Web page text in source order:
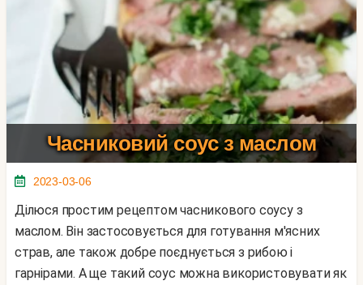
Часниковий соус з маслом
2023-03-06
Ділюся простим рецептом часникового соусу з
маслом. Він застосовується для готування м'ясних
страв, але також добре поєднується з рибою і
гарнірами. А ще такий соус можна використовувати як